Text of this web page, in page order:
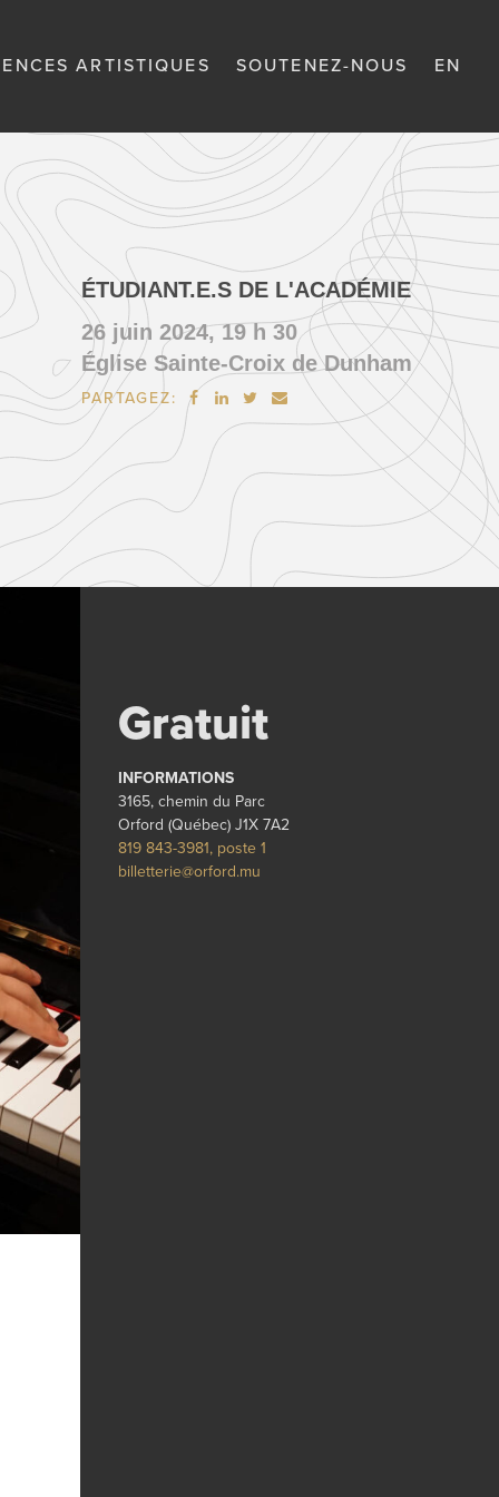
ARTISTIQUES SOUTENEZ-NOUS EN
ÉTUDIANT.E.S DE L'ACADÉMIE
26 juin 2024, 19 h 30
Église Sainte-Croix de Dunham
PARTAGEZ:    
Gratuit
INFORMATIONS
3165, chemin du Parc
Orford (Québec) J1X 7A2
819 843-3981, poste 1
billetterie@orford.mu